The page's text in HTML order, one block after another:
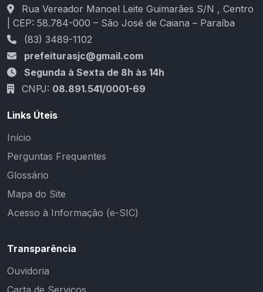
Rua Vereador Manoel Leite Guimarães S/N , Centro
| CEP: 58.784-000 – São José de Caiana – Paraíba
(83) 3489-1102
prefeiturasjc@gmail.com
Segunda à Sexta de 8h às 14h
CNPJ: 08.891.541/0001-69
Links Úteis
Início
Perguntas Frequentes
Glossário
Mapa do Site
Acesso à Informação (e-SIC)
Transparência
Ouvidoria